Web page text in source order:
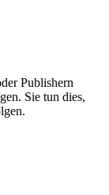
Publishern
Sie tun dies,